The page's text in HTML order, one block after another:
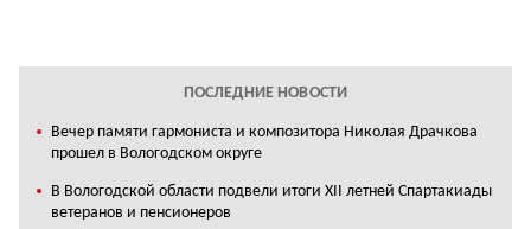
ПОСЛЕДНИЕ НОВОСТИ
Вечер памяти гармониста и композитора Николая Драчкова
прошел в Вологодском округе
В Вологодской области подвели итоги XII летней Спартакиады
ветеранов и пенсионеров